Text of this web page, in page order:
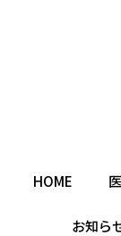
HOME
お知ら